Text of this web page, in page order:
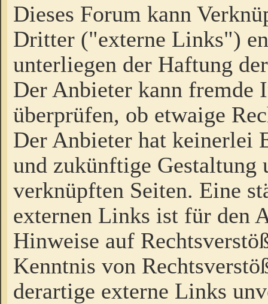
Dieses Forum kann
Dritter ("externe Links")
unterliegen der Haftung
Der Anbieter kann fremde
überprüfen, ob etwaige
Der Anbieter hat keinerlei
und zukünftige Gestaltung
verknüpften Seiten. Eine
externen Links ist für den
Hinweise auf
Kenntnis von
derartige externe Links